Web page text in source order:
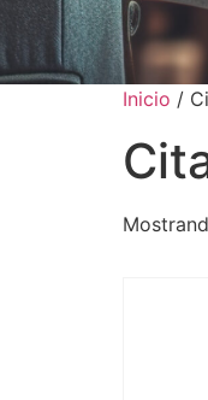
Inicio /